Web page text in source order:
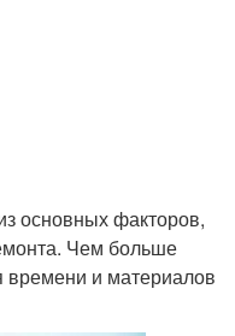
основных факторов,
Чем больше
времени и материалов